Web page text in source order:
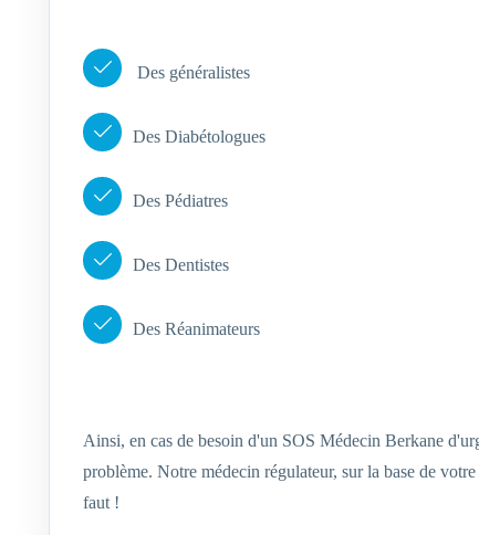
Des généralistes
Des Diabétologues
Des Pédiatres
Des Dentistes
Des Réanimateurs
Ainsi, en cas de besoin d'un SOS Médecin Berkane
problème. Notre médecin régulateur, sur la base de
faut !